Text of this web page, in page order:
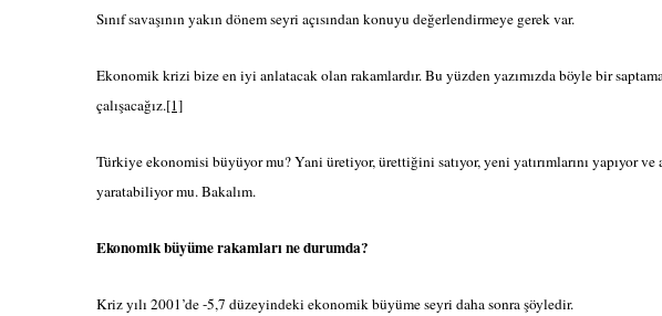
Sınıf savaşının yakın dönem seyri açısından konuyu değerlendirmeye gerek var.
Ekonomik krizi bize en iyi anlatacak olan rakamlardır. Bu yüzden yazımızda böyle bir
çalışacağız.[1]
Türkiye ekonomisi büyüyor mu? Yani üretiyor, ürettiğini satıyor, yeni yatırımlarını yapıyor
yaratabiliyor mu. Bakalım.
Ekonomik büyüme rakamları ne durumda?
Kriz yılı 2001’de -5,7 düzeyindeki ekonomik büyüme seyri daha sonra şöyledir.